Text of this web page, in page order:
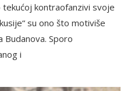
kontraofanzivi svoje
su ono što motiviše
Budanova. Sporo
i